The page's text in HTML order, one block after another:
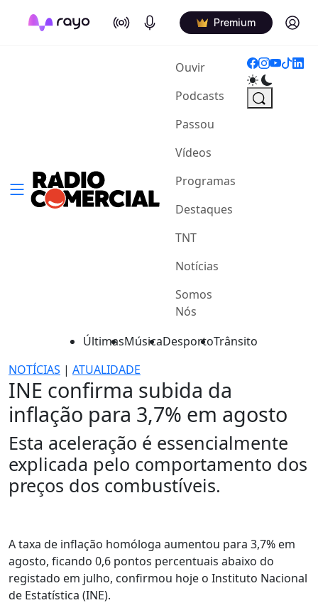
On Air Podcasts Premium Log in
Ouvir(current)
Podcasts
Passou
Vídeos
Programas
Destaques
TNT
Notícias
Somos
Nós
ÚltimasMúsicaDesportoTrânsito
NOTÍCIAS | ATUALIDADE
INE confirma subida da
inflação para 3,7% em agosto
Esta aceleração é essencialmente
explicada pelo comportamento dos
preços dos combustíveis.
A taxa de inflação homóloga aumentou para 3,7% em
agosto, ficando 0,6 pontos percentuais abaixo do
registado em julho, confirmou hoje o Instituto Nacional
de Estatística (INE).